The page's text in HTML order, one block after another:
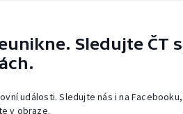
Sledujte ČT
události. Sledujte nás i na Facebooku,
v obraze.